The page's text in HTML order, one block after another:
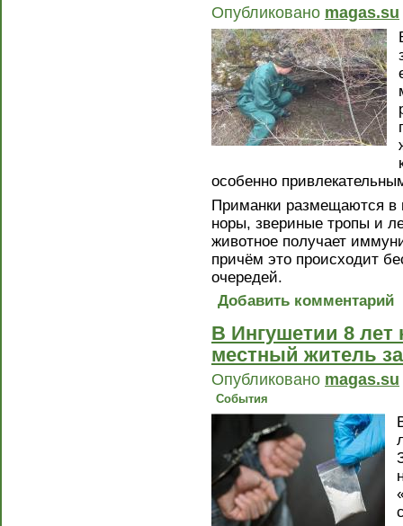
Опубликовано magas.su
особенно
Приманки размещаются в
норы, звериные тропы и
животное получает
причём это происходит
очередей.
Добавить комментарий
В Ингушетии 8 лет
местный житель
Опубликовано magas.su
События